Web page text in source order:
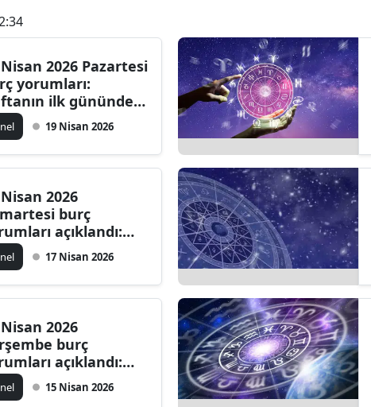
2026 Pazartesi
yorumları:
ilk gününde
burcu ne
19 Nisan 2026
2026
burç
açıklandı:
Ay hangi burcu
etkileyecek?
17 Nisan 2026
2026
burç
açıklandı:
hangi burcu
bekliyor?
15 Nisan 2026